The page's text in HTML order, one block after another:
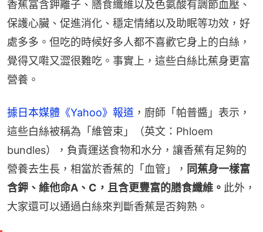
香蕉富含鉀離子、膳食纖維以及色氨酸有調節血壓、
保護心臟、促進消化、穩定情緒以及助眠等功效，好
處多多。但吃的時候好多人都不喜歡它身上的白絲，
覺得又嚡又澀很難吃。事實上，這些白絲比蕉身更富
營養。
據日本媒體《Yahoo》報道 ，廚師「帕普醬」表示，
這些白絲被稱為「維管束」（英文：Phloem
bundles），負責運送食物和水分，讓香蕉有足夠的
營養去生長，相當於香蕉的「血管」， 同蕉身一樣富
含鉀、維他命A、C，且含更豐富的膳食纖維。 此外，
大家還可以通過白絲來判斷香蕉是否夠熟。